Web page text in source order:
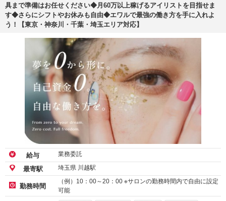
具まで準備はお任せください◆月60万以上稼げるアイリストを目指せま
す◆さらにシフトやお休みも自由◆エワルで最強の働き方を手に入れよ
う！【東京・神奈川・千葉・埼玉エリア対応】
給与 業務委託
最寄駅 埼玉県 川越駅
勤務時間
（例）10：00～20：00 ※サロンの勤務時間内で自由に設定
可能